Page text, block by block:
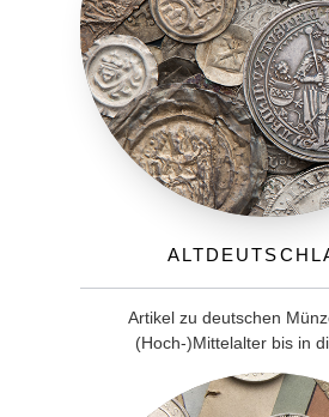
Artikel zu deutschen
(Hoch-)Mittelalter bis in